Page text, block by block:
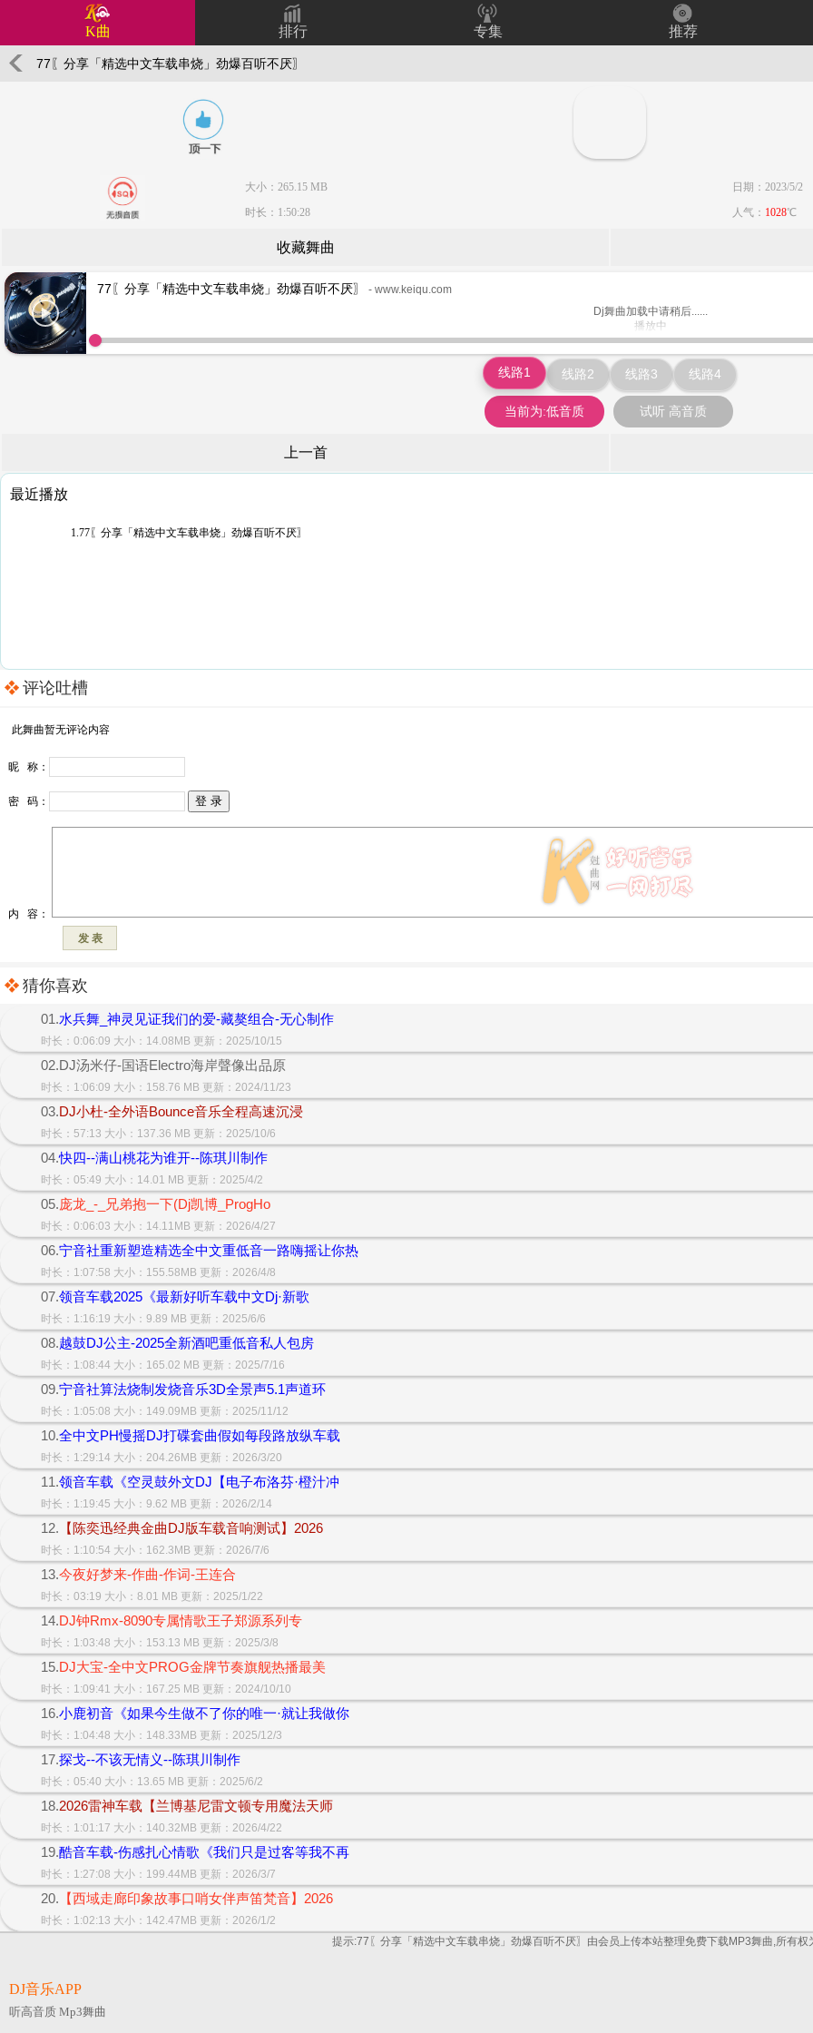
K曲 排行 专集 推荐
77〖分享「精选中文车载串烧」劲爆百听不厌〗
大小：265.15 MB
日期：2023/5/2
时长：1:50:28
人气： 1028℃
收藏舞曲
77〖分享「精选中文车载串烧」劲爆百听不厌〗
- www.keiqu.com
Dj舞曲加载中请稍后......
播放中
www.keiqu.com
线路1 线路2 线路3 线路4
当前为:低音质 试听 高音质
上一首
最近播放
1.77〖分享「精选中文车载串烧」劲爆百听不厌〗
评论吐槽
猜你喜欢
01.水兵舞_神灵见证我们的爱-藏獒组合-无心制作
时长：0:06:09 大小：14.08MB 更新：2025/10/15
02.DJ汤米仔-国语Electro海岸聲像出品原
时长：1:06:09 大小：158.76 MB 更新：2024/11/23
03.DJ小杜-全外语Bounce音乐全程高速沉浸
时长：57:13 大小：137.36 MB 更新：2025/10/6
04.快四--满山桃花为谁开--陈琪川制作
时长：05:49 大小：14.01 MB 更新：2025/4/2
05.庞龙_-_兄弟抱一下(Dj凯博_ProgHo
时长：0:06:03 大小：14.11MB 更新：2026/4/27
06.宁音社重新塑造精选全中文重低音一路嗨摇让你热
时长：1:07:58 大小：155.58MB 更新：2026/4/8
07.领音车载2025《最新好听车载中文Dj·新歌
时长：1:16:19 大小：9.89 MB 更新：2025/6/6
08.越鼓DJ公主-2025全新酒吧重低音私人包房
时长：1:08:44 大小：165.02 MB 更新：2025/7/16
09.宁音社算法烧制发烧音乐3D全景声5.1声道环
时长：1:05:08 大小：149.09MB 更新：2025/11/12
10.全中文PH慢摇DJ打碟套曲假如每段路放纵车载
时长：1:29:14 大小：204.26MB 更新：2026/3/20
11.领音车载《空灵鼓外文DJ【电子布洛芬·橙汁冲
时长：1:19:45 大小：9.62 MB 更新：2026/2/14
12. 【陈奕迅经典金曲DJ版车载音响测试】2026
时长：1:10:54 大小：162.3MB 更新：2026/7/6
13.今夜好梦来-作曲-作词-王连合
时长：03:19 大小：8.01 MB 更新：2025/1/22
14.DJ钟Rmx-8090专属情歌王子郑源系列专
时长：1:03:48 大小：153.13 MB 更新：2025/3/8
15.DJ大宝-全中文PROG金牌节奏旗舰热播最美
时长：1:09:41 大小：167.25 MB 更新：2024/10/10
16.小鹿初音《如果今生做不了你的唯一·就让我做你
时长：1:04:48 大小：148.33MB 更新：2025/12/3
17.探戈--不该无情义--陈琪川制作
时长：05:40 大小：13.65 MB 更新：2025/6/2
18.2026雷神车载【兰博基尼雷文顿专用魔法天师
时长：1:01:17 大小：140.32MB 更新：2026/4/22
19.酷音车载-伤感扎心情歌《我们只是过客等我不再
时长：1:27:08 大小：199.44MB 更新：2026/3/7
20. 【西域走廊印象故事口哨女伴声笛梵音】2026
时长：1:02:13 大小：142.47MB 更新：2026/1/2
提示:77〖分享「精选中文车载串烧」劲爆百听不厌〗由会员上传本站整理免费下载MP3舞曲,所有权
DJ音乐APP
听高音质 Mp3舞曲